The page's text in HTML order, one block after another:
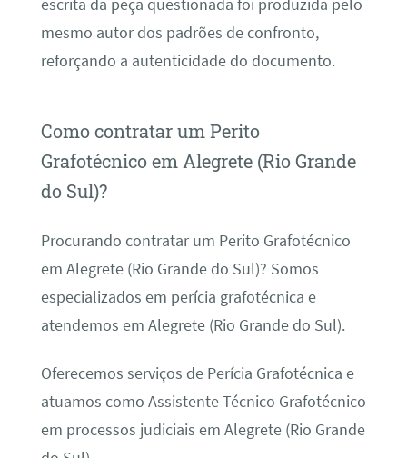
escrita da peça questionada foi produzida pelo
mesmo autor dos padrões de confronto,
reforçando a autenticidade do documento.
Como contratar um Perito
Grafotécnico em Alegrete (Rio Grande
do Sul)?
Procurando contratar um Perito Grafotécnico
em Alegrete (Rio Grande do Sul)? Somos
especializados em perícia grafotécnica e
atendemos em Alegrete (Rio Grande do Sul).
Oferecemos serviços de Perícia Grafotécnica e
atuamos como Assistente Técnico Grafotécnico
em processos judiciais em Alegrete (Rio Grande